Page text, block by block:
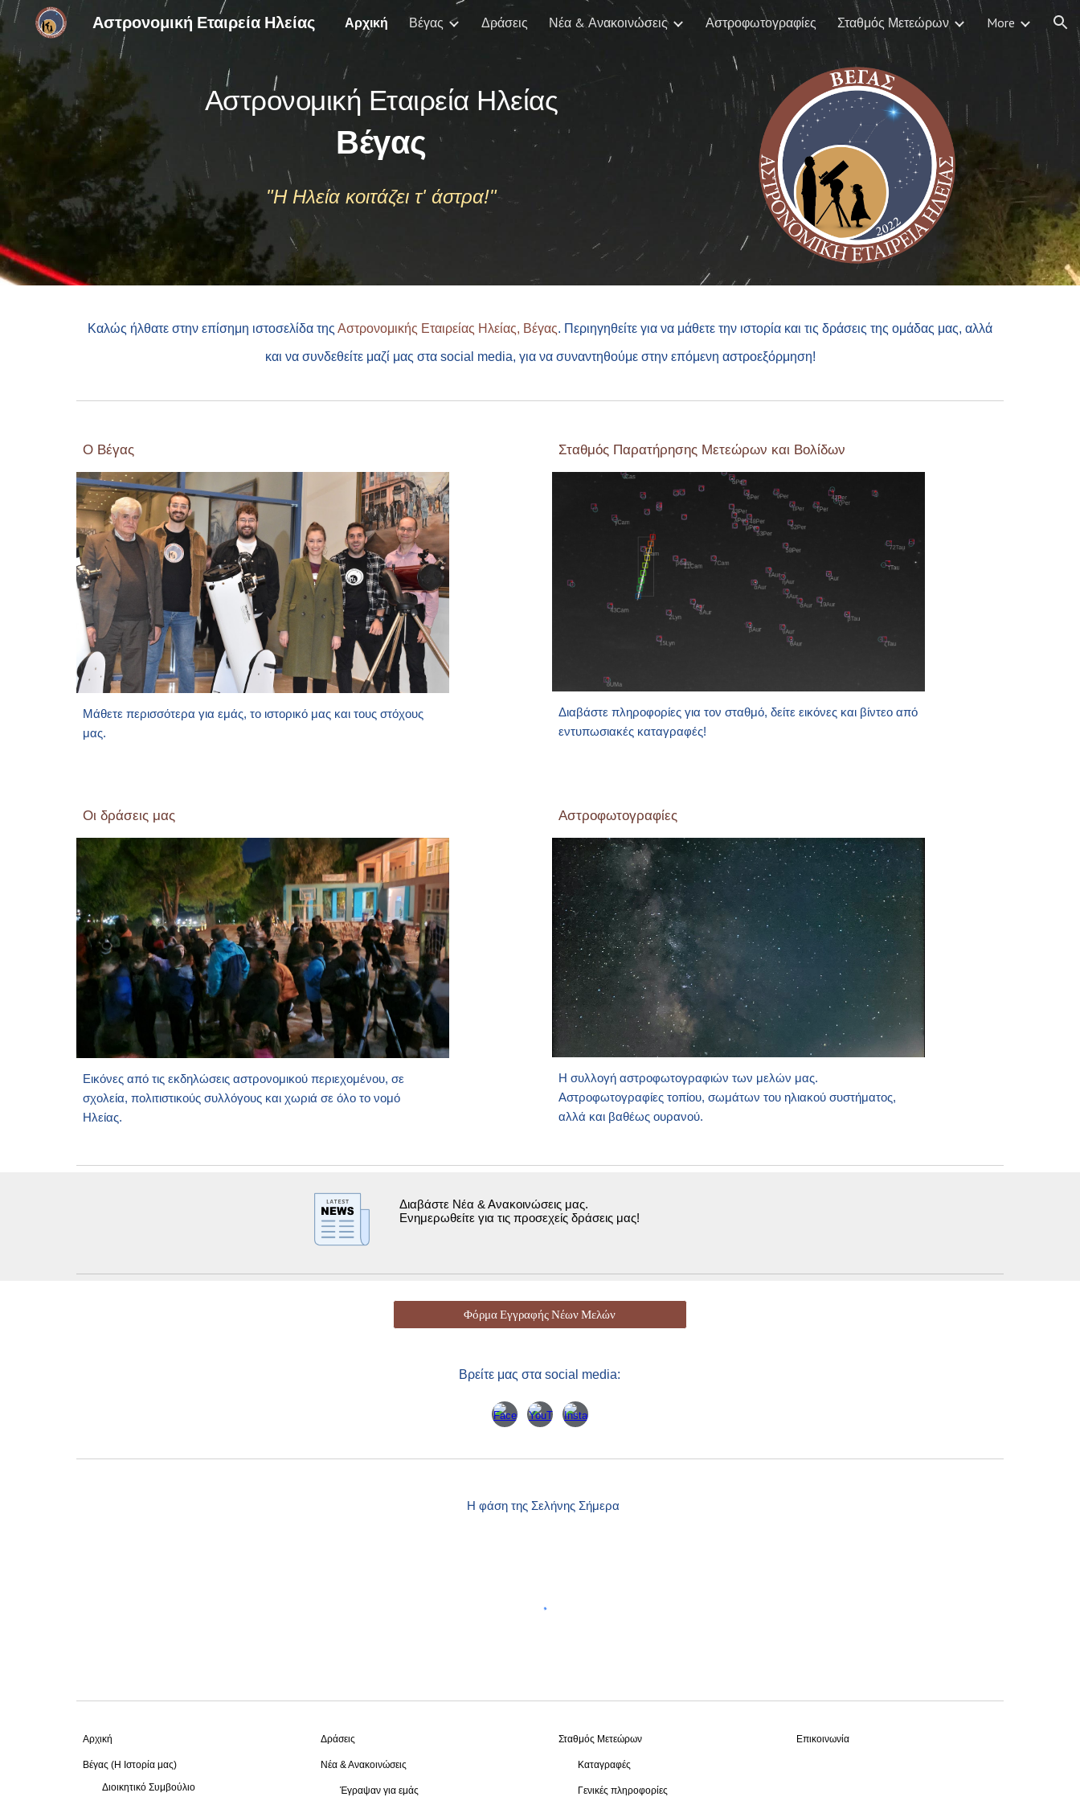
Skip to main content Skip to navigation
Αστρονομική Εταιρεία Ηλείας Αρχική Βέγας Δράσεις Νέα & Ανακοινώσεις Αστροφωτογραφίες Σταθμός Μετεώρων More
Αστρονομική Εταιρεία Ηλείας
Βέγας
"Η Ηλεία κοιτάζει τ' άστρα!"
Καλώς ήλθατε στην επίσημη ιστοσελίδα της Αστρονομικής Εταιρείας Ηλείας, Βέγας. Περιηγηθείτε για να μάθετε την ιστορία και τις δράσεις της ομάδας μας, αλλά
και να συνδεθείτε μαζί μας στα social media, για να συναντηθούμε στην επόμενη αστροεξόρμηση!
Ο Βέγας
Μάθετε περισσότερα για εμάς, το ιστορικό μας και τους στόχους
μας.
Σταθμός Παρατήρησης Μετεώρων και Βολίδων
Διαβάστε πληροφορίες για τον σταθμό, δείτε εικόνες και βίντεο από
εντυπωσιακές καταγραφές!
Οι δράσεις μας
Εικόνες από τις εκδηλώσεις αστρονομικού περιεχομένου, σε
σχολεία, πολιτιστικούς συλλόγους και χωριά σε όλο το νομό
Ηλείας.
Αστροφωτογραφίες
Η συλλογή αστροφωτογραφιών των μελών μας.
Αστροφωτογραφίες τοπίου, σωμάτων του ηλιακού συστήματος,
αλλά και βαθέως ουρανού.
Διαβάστε Νέα & Ανακοινώσεις μας.
Ενημερωθείτε για τις προσεχείς δράσεις μας!
Φόρμα Εγγραφής Νέων Μελών
Βρείτε μας στα social media:
Η φάση της Σελήνης Σήμερα
Αρχική
Βέγας (Η Ιστορία μας)
Διοικητικό Συμβούλιο
Δράσεις
Νέα & Ανακοινώσεις
Έγραψαν για εμάς
Σταθμός Μετεώρων
Καταγραφές
Γενικές πληροφορίες
Επικοινωνία